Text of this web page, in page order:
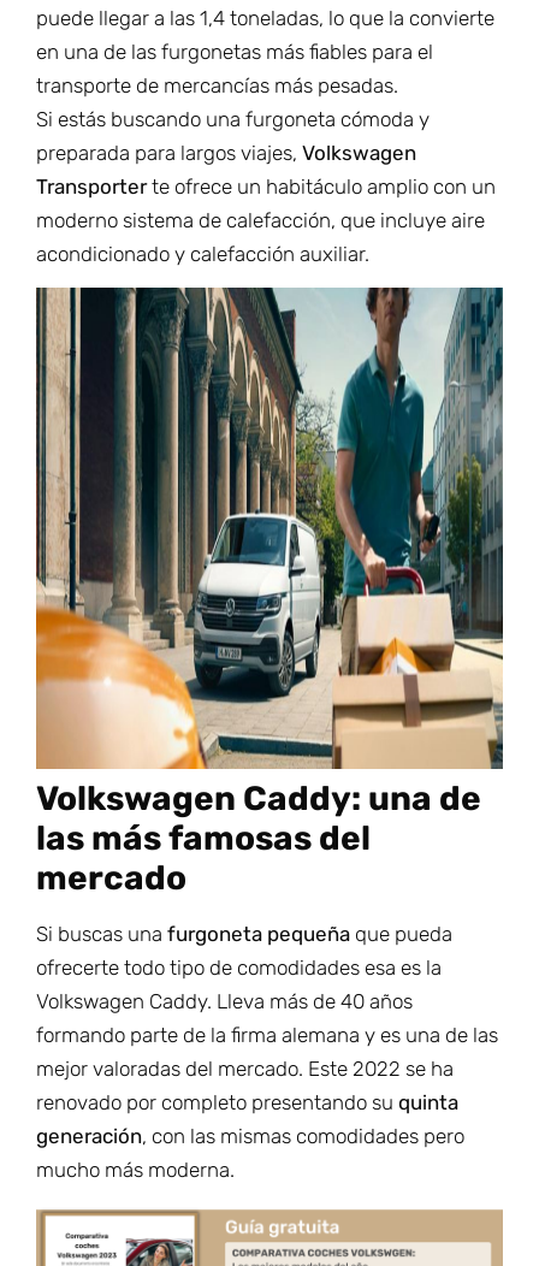
puede llegar a las 1,4 toneladas, lo que la convierte
en una de las furgonetas más fiables para el
transporte de mercancías más pesadas.
Si estás buscando una furgoneta cómoda y
preparada para largos viajes, Volkswagen
Transporterte ofrece un habitáculo amplio con un
moderno sistema de calefacción, que incluye aire
acondicionado y calefacción auxiliar.
Volkswagen Caddy: una de
las más famosas del
mercado
Si buscas una furgoneta pequeña que pueda
ofrecerte todo tipo de comodidades esa es la
Volkswagen Caddy. Lleva más de 40 años
formando parte de la firma alemana y es una de las
mejor valoradas del mercado. Este 2022 se ha
renovado por completo presentando su quinta
generación, con las mismas comodidades pero
mucho más moderna.